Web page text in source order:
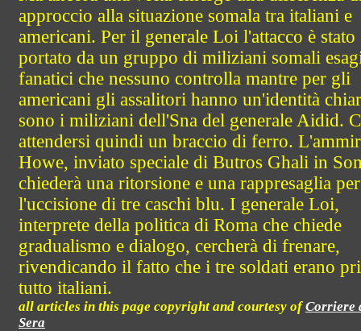
approccio alla situazione somala tra italiani e
americani. Per il generale Loi l'attacco è stato
portato da un gruppo di miliziani somali
fanatici che nessuno controlla mantre per gli
americani gli assalitori hanno un'identità
sono i miliziani dell'Sna del generale Aidid.
attendersi quindi un braccio di ferro.
Howe, inviato speciale di Butros Ghali in
chiederà una ritorsione e una rappresaglia per
l'uccisione di tre caschi blu. I generale Loi,
interprete della politica di Roma che chiede
gradualismo e dialogo, cercherà di frenare,
rivendicando il fatto che i tre soldati erano
tutto italiani.
all articles in this page copyright and courtesy ofCorriere
Sera